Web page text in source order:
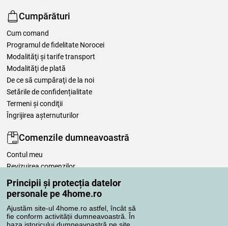
Principii și protecția datelor
personale pe 4home.ro
Ajustăm site-ul 4home.ro astfel, încât să
fie conform activității dumneavoastră. În
Cumpărături
Cum comand
Programul de fidelitate Norocei
Modalităţi şi tarife transport
Modalităţi de plată
De ce să cumpăraţi de la noi
Setările de confidențialitate
Termeni şi condiţii
Îngrijirea așternuturilor
Comenzile dumneavoastră
Contul meu
Revizuirea comenzilor
Reclamaţii
Retragere de la contract
Regulile de procesare a recenziilor